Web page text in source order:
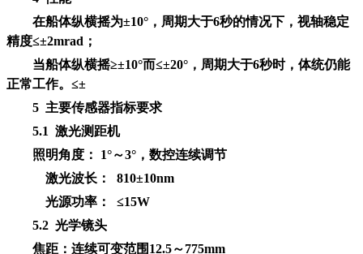
在船体纵横摇为±10°，周期大于6秒的情况下，视轴稳定
精度≤±2mrad；
当船体纵横摇≥±10°而≤±20°，周期大于6秒时，体统仍能
正常工作。≤±
5 主要传感器指标要求
5.1 激光测距机
照明角度： 1°～3°，数控连续调节
激光波长： 810±10nm
光源功率： ≤15W
5.2 光学镜头
焦距：连续可变范围12.5～775mm